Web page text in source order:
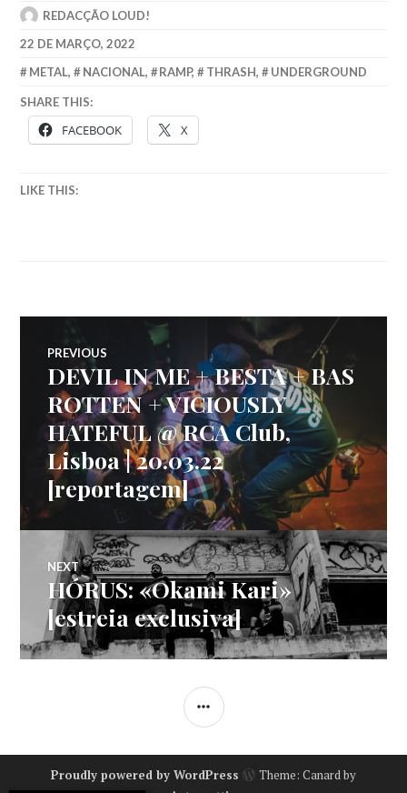
REDACÇÃO LOUD!
22 DE MARÇO, 2022
METAL, NACIONAL, RAMP, THRASH, UNDERGROUND
SHARE THIS:
FACEBOOK X
LIKE THIS:
Navegação
de
artigos
PREVIOUS
Previous
post:
DEVIL IN ME + BESTA + BAS
ROTTEN + VICIOUSLY
HATEFUL @ RCA Club,
Lisboa | 20.03.22
[reportagem]
NEXT
Next
post:
HÓRUS: «Okami Kari»
[estreia exclusiva]
SIDEBAR
Proudly powered by WordPress
Theme: Canard by